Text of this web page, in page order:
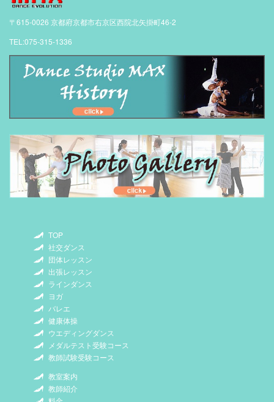
〒615-0026 京都府京都市右京区西院北矢掛町46-2
TEL:075-315-1336
TOP
社交ダンス
団体レッスン
出張レッスン
ラインダンス
ヨガ
バレエ
健康体操
ウエディングダンス
メダルテスト受験コース
教師試験受験コース
教室案内
教師紹介